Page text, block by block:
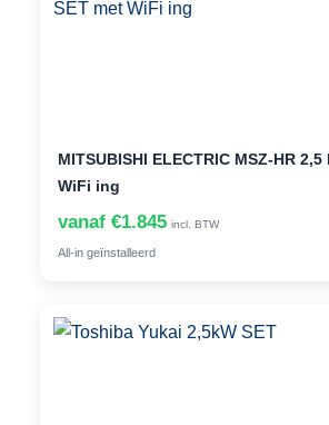
MITSUBISHI ELECTRIC MSZ-HR 2,5
WiFi ing
vanaf €1.845 incl. BTW
All-in geïnstalleerd